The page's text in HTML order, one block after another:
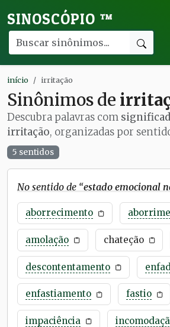
SINOSCÓPIO ™
início irritação
Sinônimos de
Descubra palavras com
irritação, organizadas por
5 sentidos
No sentido de “estado emocional
aborrecimento
amolação chateção
descontentamento
enfastiamento fastio
impaciência